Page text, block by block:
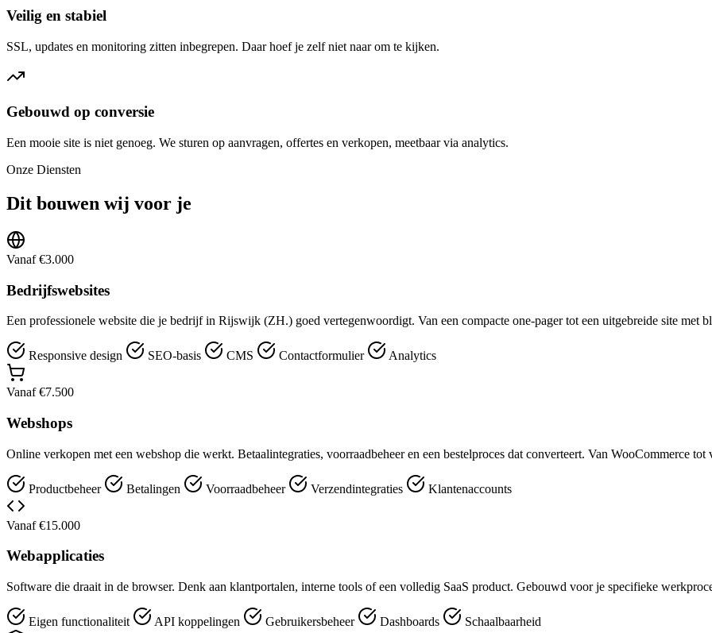
Veilig en stabiel
SSL, updates en monitoring zitten inbegrepen. Daar hoef je zelf niet naar om te kijken.
Gebouwd op conversie
Een mooie site is niet genoeg. We sturen op aanvragen, offertes en verkopen, meetbaar via analytics.
Onze Diensten
Dit bouwen wij voor je
Vanaf €3.000
Bedrijfswebsites
Een professionele website die je bedrijf in Rijswijk (ZH.) goed vertegenwoordigt. Van een compacte one-pager tot een uitgebreide site met
Responsive design SEO-basis CMS Contactformulier Analytics
Vanaf €7.500
Webshops
Online verkopen met een webshop die werkt. Betaalintegraties, voorraadbeheer en een bestelproces dat converteert. Van WooCommerce
Productbeheer Betalingen Voorraadbeheer Verzendintegraties Klantenaccounts
Vanaf €15.000
Webapplicaties
Software die draait in de browser. Denk aan klantportalen, interne tools of een volledig SaaS product. Gebouwd voor je specifieke
Eigen functionaliteit API koppelingen Gebruikersbeheer Dashboards Schaalbaarheid